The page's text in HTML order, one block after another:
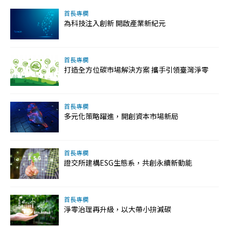
首長專欄
為科技注入創新 開啟產業新紀元
首長專欄
打造全方位碳市場解決方案 攜手引領臺灣淨零
首長專欄
多元化策略躍進，開創資本市場新局
首長專欄
證交所建構ESG生態系，共創永續新動能
首長專欄
淨零治理再升級，以大帶小拚減碳